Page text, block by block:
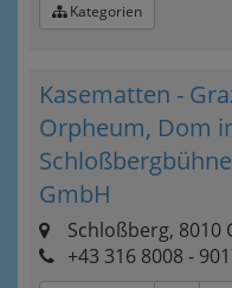
Kategorien
Kasematten -
Orpheum, Dom
GmbH
Schloßberg, 8010
+43 316 8008 -